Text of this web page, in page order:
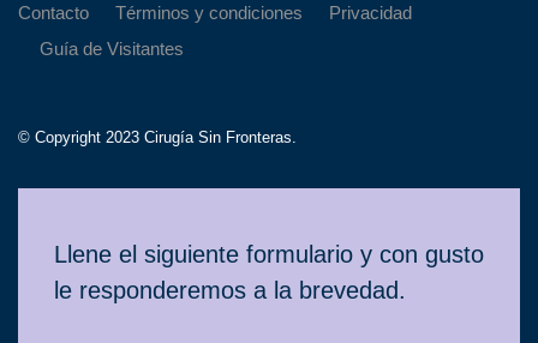
Contacto Términos y condiciones
Privacidad
Guía de Visitantes
© Copyright 2023 Cirugía Sin Fronteras.
Llene el siguiente formulario y con gusto
le responderemos a la brevedad.